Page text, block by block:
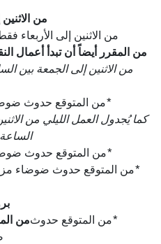
من الاثنين إلى
من الاثنين إلى الأربعاء
من المقرر أيضاً أن تبدأ أعمال
*من المتوقع حدوث
كما يُجدول العمل الليلي من
الساعة 8:00 مساءً و7:00 صباحًا
*من المتوقع حدوث
*من المتوقع حدوث ضوضاء
من*من المتوقع حدوث